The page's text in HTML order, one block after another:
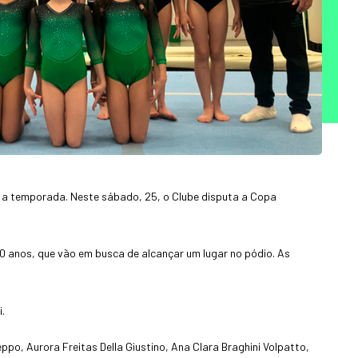
temporada. Neste sábado, 25, o Clube disputa a Copa
que vão em busca de alcançar um lugar no pódio. As
Aurora Freitas Della Giustino, Ana Clara Braghini Volpatto,